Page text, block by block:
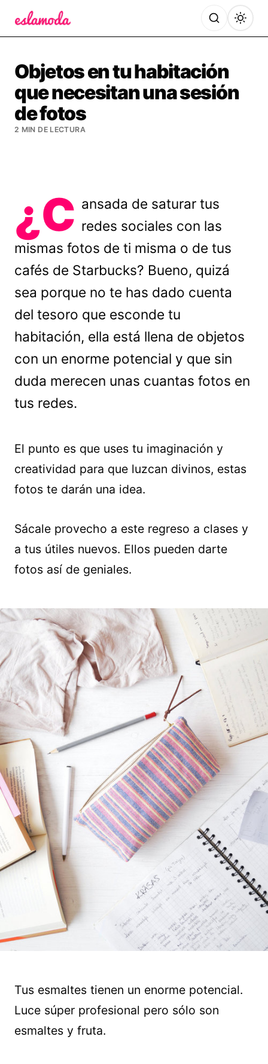
Objetos en tu habitación
que necesitan una sesión
de fotos
2 MIN DE LECTURA
¿C ansada de saturar tus
redes sociales con las
mismas fotos de ti misma o de tus
cafés de Starbucks? Bueno, quizá
sea porque no te has dado cuenta
del tesoro que esconde tu
habitación, ella está llena de objetos
con un enorme potencial y que sin
duda merecen unas cuantas fotos en
tus redes.
El punto es que uses tu imaginación y
creatividad para que luzcan divinos, estas
fotos te darán una idea.
Sácale provecho a este regreso a clases y
a tus útiles nuevos. Ellos pueden darte
fotos así de geniales.
Tus esmaltes tienen un enorme potencial.
Luce súper profesional pero sólo son
esmaltes y fruta.